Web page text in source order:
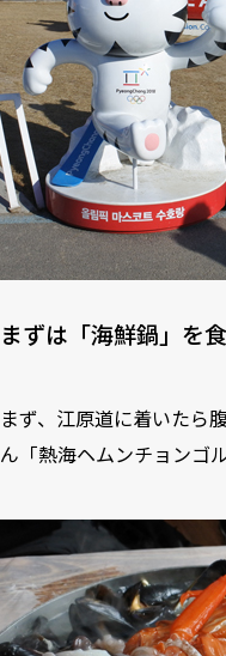
まずは「海鮮鍋」を
まず、江原道に着いたら
ん「熱海ヘムンチョンゴ